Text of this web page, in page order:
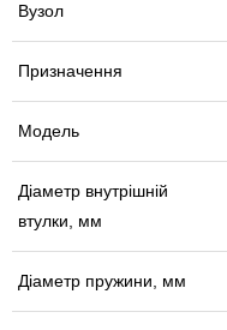
Вузол
Призначення
Модель
Діаметр внутрішній
втулки, мм
Діаметр пружини, мм